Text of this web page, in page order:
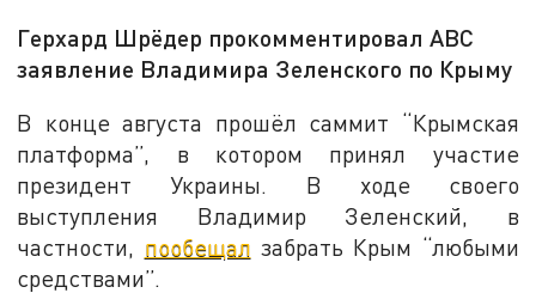
Герхард Шрёдер прокомментировал ABC
заявление Владимира Зеленского по Крыму
В конце августа прошёл саммит “Крымская
платформа”, в котором принял участие
президент Украины. В ходе своего
выступления Владимир Зеленский, в
частности, пообещал забрать Крым “любыми
средствами”.